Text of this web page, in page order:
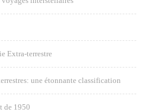
Extra-terrestre
une étonnante classification
de 1950